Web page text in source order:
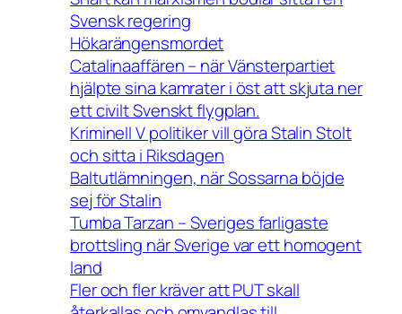
Svensk regering
Hökarängensmordet
Catalinaaffären – när Vänsterpartiet
hjälpte sina kamrater i öst att skjuta ner
ett civilt Svenskt flygplan.
Kriminell V politiker vill göra Stalin Stolt
och sitta i Riksdagen
Baltutlämningen, när Sossarna böjde
sej för Stalin
Tumba Tarzan – Sveriges farligaste
brottsling när Sverige var ett homogent
land
Fler och fler kräver att PUT skall